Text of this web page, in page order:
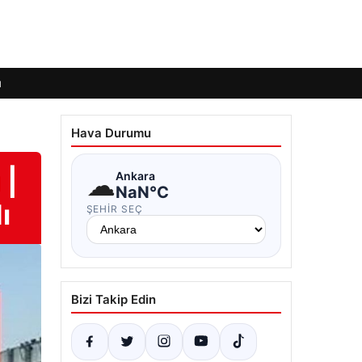
Hava Durumu
☁Ankara
NaN°C
ŞEHIR SEÇ
Bizi Takip Edin